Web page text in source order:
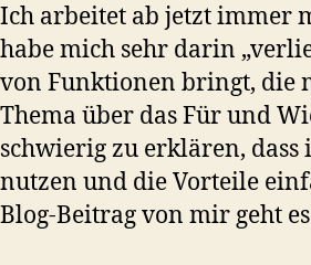
Ich arbeitet ab jetzt immer
habe mich sehr darin
von Funktionen bringt, die
Thema über das Für und
schwierig zu erklären, dass
nutzen und die Vorteile
Blog-Beitrag von mir geht